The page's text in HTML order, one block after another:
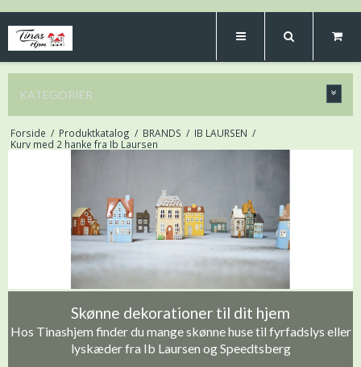
KATEGORIER
Forside / Produktkatalog / BRANDS / IB LAURSEN /
Kurv med 2 hanke fra Ib Laursen
Skønne dekorationer til dit hjem
Hos Tinashjem finder du mange skønne huse til fyrfadslys eller
lyskæder fra Ib Laursen og Speedtsberg